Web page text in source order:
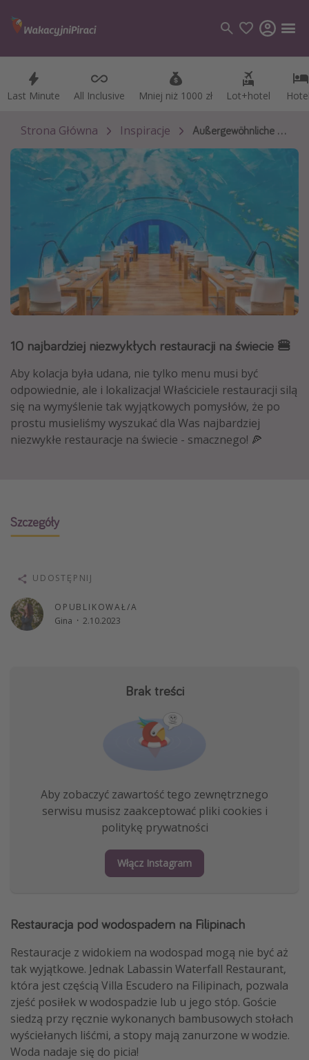
Last Minute All Inclusive Mniej niż 1000 zł Lot+hotel
Last Minute All Inclusive Mniej niż 1000 zł Lot+hotel
Kategorie
Loty
Hotele
Wakacje
Grecja
Turcja
Egipt
Zanzibar
Polska
Malediwy
Azja Południowo-Wschodnia
Tajlandia
Wakacje Last Minute
Noclegi z prywatnym jacuzzi w pokoju/na tarasie
Więcej tematów
Newsy, ciekawostki, porady podróżnicze
Najlepsze aplikacje podróżnicze
Kalendarz podróży
Strona Główna Inspiracje Außergewöhnliche Restaurants
10 najbardziej niezwykłych restauracji na świecie 🍔
Aby kolacja była udana, nie tylko menu musi być
odpowiednie, ale i lokalizacja! Właściciele restauracji silą
się na wymyślenie tak wyjątkowych pomysłów, że po
prostu musieliśmy wyszukać dla Was najbardziej
niezwykłe restauracje na świecie - smacznego! 🍕
Szczegóły
OPUBLIKOWAŁ/A
Gina · 2.10.2023
UDOSTĘPNIJ
Brak treści
Aby zobaczyć zawartość tego zewnętrznego
serwisu musisz zaakceptować pliki cookies i
politykę prywatności
Włącz Instagram
Restauracja pod wodospadem na Filipinach
Restauracje z widokiem na wodospad mogą nie być aż
tak wyjątkowe. Jednak Labassin Waterfall Restaurant,
która jest częścią Villa Escudero na Filipinach, pozwala
zjeść posiłek w wodospadzie lub u jego stóp. Goście
siedzą przy ręcznie wykonanych bambusowych stołach
wyściełanych liśćmi, a stopy mają zanurzone w wodzie.
Woda nadaje się do picia!